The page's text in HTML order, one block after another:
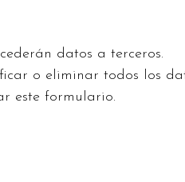
datos a terceros.
o eliminar todos los
este formulario.